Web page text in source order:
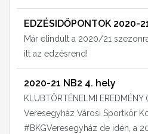
EDZÉSIDŐPONTOK 2020-
Már elindult a 2020/21
itt az edzésrend!
2020-21 NB2 4. hely
KLUBTÖRTÉNELMI
Veresegyház Városi Sportkör
#BKGVeresegyház de idén, a